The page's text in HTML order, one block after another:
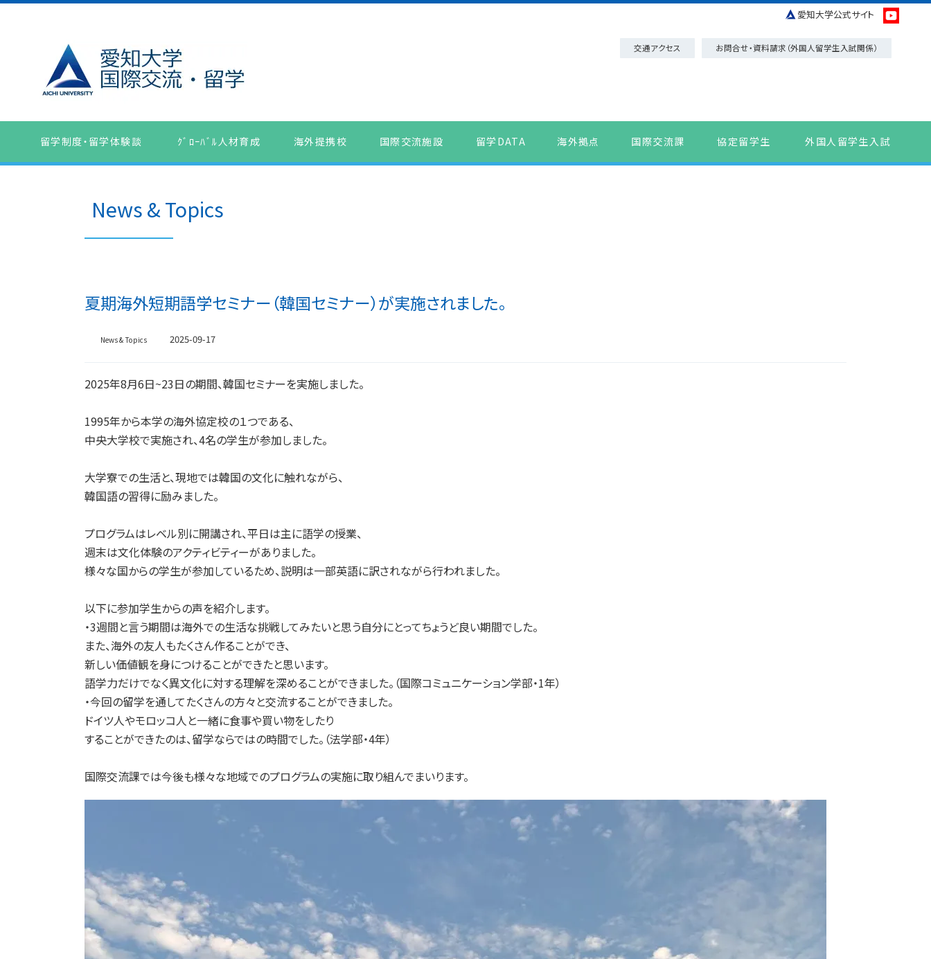
愛知大学公式サイト
交通アクセス お問合せ・資料請求（外国人留学生入試関係）
留学制度・留学体験談 ｸﾞﾛｰﾊﾞﾙ人材育成 海外提携校 国際交流施設 留学DATA 海外拠点 国際交流課 協定留学生 外国人留学生入試
News & Topics
夏期海外短期語学セミナー（韓国セミナー）が実施されました。
News & Topics 2025-09-17
2025年8月6日~23日の期間、韓国セミナーを実施しました。
1995年から本学の海外協定校の１つである、
中央大学校で実施され、4名の学生が参加しました。
大学寮での生活と、現地では韓国の文化に触れながら、
韓国語の習得に励みました。
プログラムはレベル別に開講され、平日は主に語学の授業、
週末は文化体験のアクティビティーがありました。
様々な国からの学生が参加しているため、説明は一部英語に訳されながら行われました。
以下に参加学生からの声を紹介します。
・3週間と言う期間は海外での生活な挑戦してみたいと思う自分にとってちょうど良い期間でした。
また、海外の友人もたくさん作ることができ、
新しい価値観を身につけることができたと思います。
語学力だけでなく異文化に対する理解を深めることができました。（国際コミュニケーション学部・1年）
・今回の留学を通してたくさんの方々と交流することができました。
ドイツ人やモロッコ人と一緒に食事や買い物をしたり
することができたのは、留学ならではの時間でした。（法学部・4年）
国際交流課では今後も様々な地域でのプログラムの実施に取り組んでまいります。